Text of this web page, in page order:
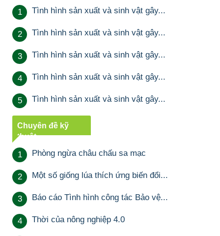
1 Tình hình sản xuất và sinh vật gây...
2 Tình hình sản xuất và sinh vật gây...
3 Tình hình sản xuất và sinh vật gây...
4 Tình hình sản xuất và sinh vật gây...
5 Tình hình sản xuất và sinh vật gây...
Chuyên đề kỹ
thuật
1 Phòng ngừa châu chấu sa mạc
2 Một số giống lúa thích ứng biến đổi...
3 Báo cáo Tình hình công tác Bảo vệ...
4 Thời của nông nghiệp 4.0